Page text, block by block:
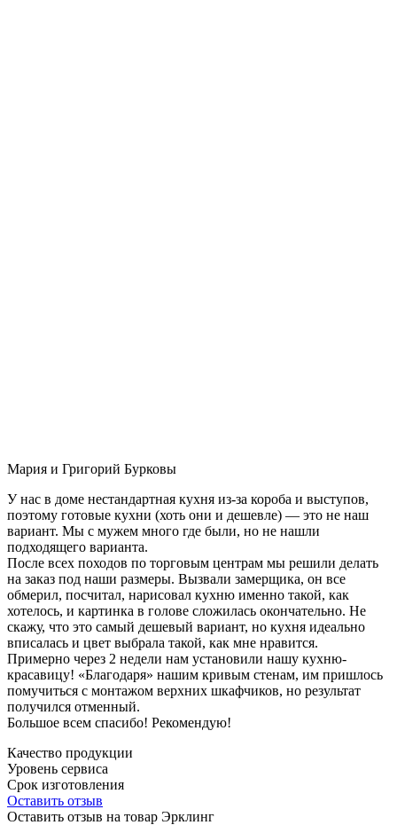
Мария и Григорий Бурковы
У нас в доме нестандартная кухня из-за короба и выступов,
поэтому готовые кухни (хоть они и дешевле) — это не наш
вариант. Мы с мужем много где были, но не нашли
подходящего варианта.
После всех походов по торговым центрам мы решили делать
на заказ под наши размеры. Вызвали замерщика, он все
обмерил, посчитал, нарисовал кухню именно такой, как
хотелось, и картинка в голове сложилась окончательно. Не
скажу, что это самый дешевый вариант, но кухня идеально
вписалась и цвет выбрала такой, как мне нравится.
Примерно через 2 недели нам установили нашу кухню-
красавицу! «Благодаря» нашим кривым стенам, им пришлось
помучиться с монтажом верхних шкафчиков, но результат
получился отменный.
Большое всем спасибо! Рекомендую!
Качество продукции
Уровень сервиса
Срок изготовления
Оставить отзыв
Оставить отзыв на товар Эрклинг